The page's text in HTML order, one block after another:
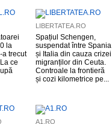
la
a trecut
ce
LIBERTATEA.RO
Spațiul Schengen,
suspendat între Spania
și Italia din cauza crizei
migranților din Ceuta.
Controale la frontieră
și cozi kilometrice pe...
A1.RO